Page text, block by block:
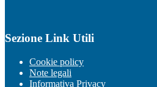
Sezione Link Utili
Cookie policy
Note legali
Informativa Privacy